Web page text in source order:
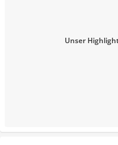
Unser